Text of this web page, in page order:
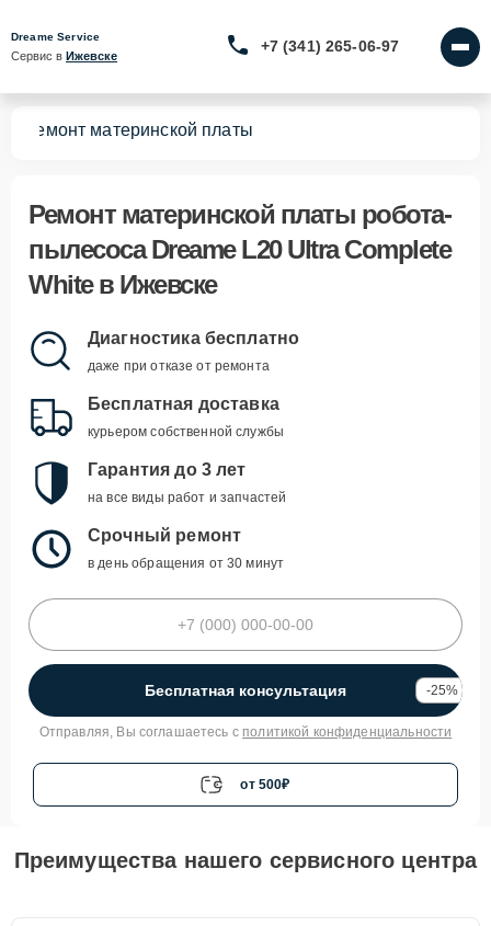
Dreame Service
Сервис в Ижевске
+7 (341) 265-06-97
Ремонт материнской платы
Ремонт материнской платы робота-
пылесоса Dreame L20 Ultra Complete
White в Ижевске
Диагностика бесплатно
даже при отказе от ремонта
Бесплатная доставка
курьером собственной службы
Гарантия до 3 лет
на все виды работ и запчастей
Срочный ремонт
в день обращения от 30 минут
Бесплатная консультация -25%
Отправляя, Вы соглашаетесь с политикой конфиденциальности
от 500₽
Преимущества нашего сервисного центра